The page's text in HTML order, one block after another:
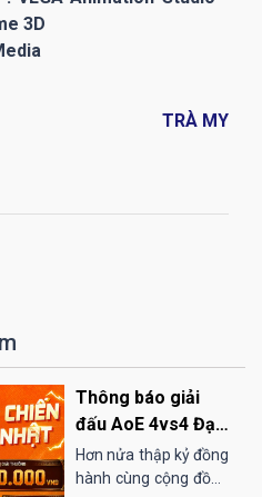
3D
TRÀ MY
Thông báo giải
đấu AoE 4vs4 Đại
Chiến Sinh Nhật
EGOPLAY
Hơn nửa thập kỷ đồng
hành cùng cộng đồng